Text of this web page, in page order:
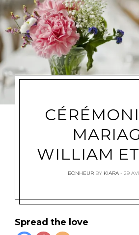
WILLIAM
BONHEUR BY KIARA 29
Spread the love